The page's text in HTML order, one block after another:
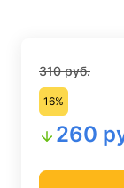
310 руб.
16%
260